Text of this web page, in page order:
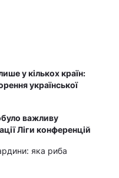
у кількох країн:
української
важливу
Ліги конференцій
яка риба